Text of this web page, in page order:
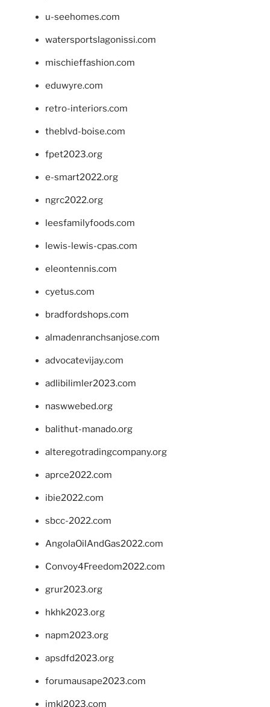
u-seehomes.com
watersportslagonissi.com
mischieffashion.com
eduwyre.com
retro-interiors.com
theblvd-boise.com
fpet2023.org
e-smart2022.org
ngrc2022.org
leesfamilyfoods.com
lewis-lewis-cpas.com
eleontennis.com
cyetus.com
bradfordshops.com
almadenranchsanjose.com
advocatevijay.com
adlibilimler2023.com
naswwebed.org
balithut-manado.org
alteregotradingcompany.org
aprce2022.com
ibie2022.com
sbcc-2022.com
AngolaOilAndGas2022.com
Convoy4Freedom2022.com
grur2023.org
hkhk2023.org
napm2023.org
apsdfd2023.org
forumausape2023.com
imkl2023.com